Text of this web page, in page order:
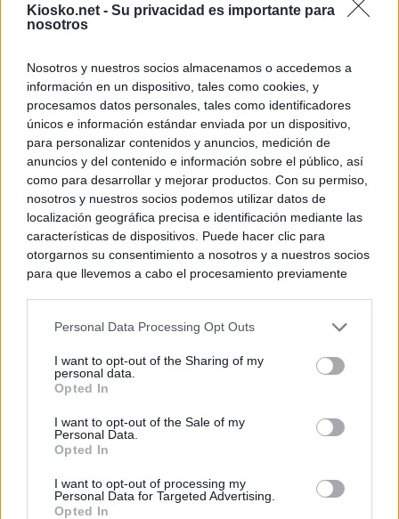
Kiosko.net - Su privacidad es importante para
nosotros
Nosotros y nuestros socios almacenamos o accedemos a
información en un dispositivo, tales como cookies, y
procesamos datos personales, tales como identificadores
únicos e información estándar enviada por un dispositivo,
para personalizar contenidos y anuncios, medición de
anuncios y del contenido e información sobre el público, así
como para desarrollar y mejorar productos. Con su permiso,
nosotros y nuestros socios podemos utilizar datos de
localización geográfica precisa e identificación mediante las
características de dispositivos. Puede hacer clic para
otorgarnos su consentimiento a nosotros y a nuestros socios
para que llevemos a cabo el procesamiento previamente
negar su consentimiento. Tenga en cuenta que algún
de su consentimiento, pero usted tiene el derecho de
rechazar tal procesamiento. Sus preferencias se aplicarán
cualquier momento entrando de nuevo en este sitio web o
visitando nuestra política de privacidad.
Personal Data Processing Opt Outs
I want to opt-out of the Sharing of my
personal data.
Opted In
I want to opt-out of the Sale of my
Personal Data.
Opted In
I want to opt-out of processing my
Personal Data for Targeted Advertising.
Opted In